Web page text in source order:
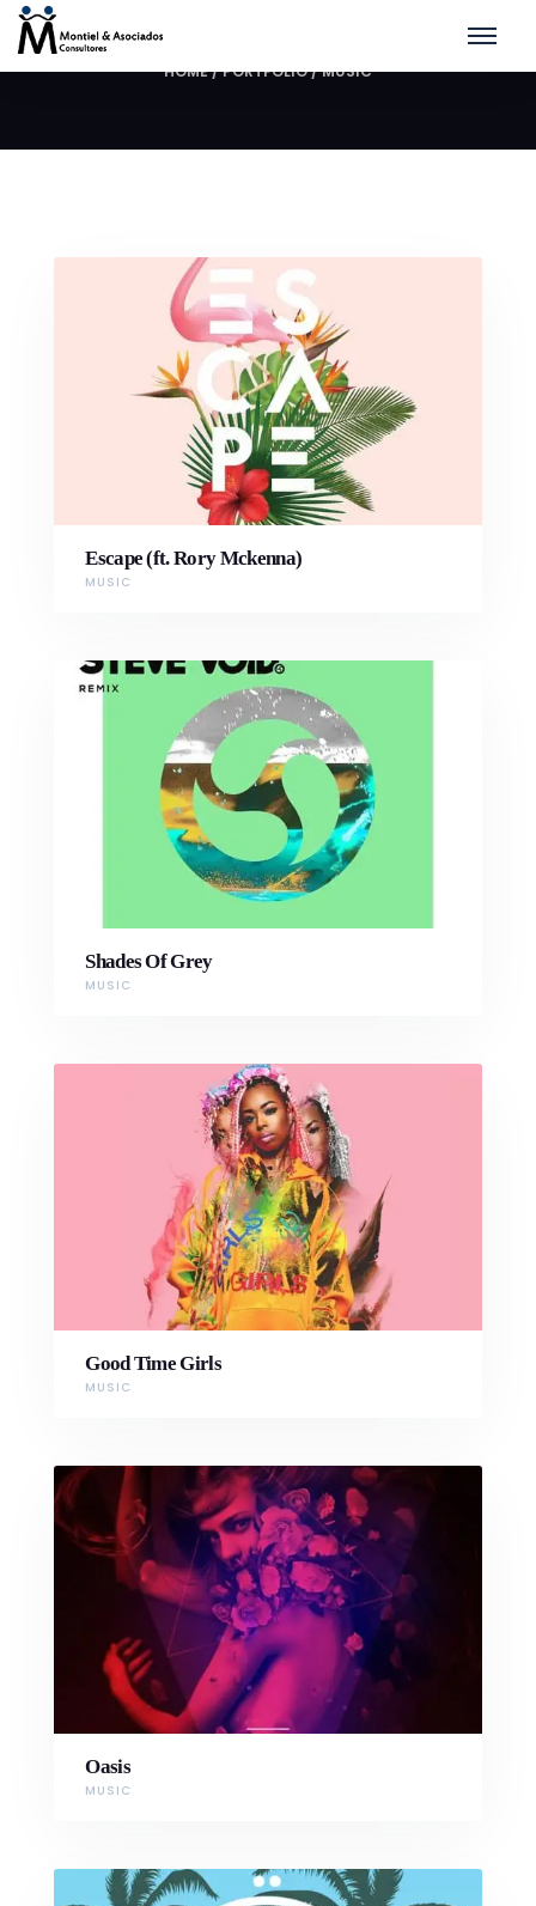
HOME/PORTFOLIO/MUSIC
Escape (ft. Rory Mckenna)
MUSIC
Shades Of Grey
MUSIC
Good Time Girls
MUSIC
Oasis
MUSIC